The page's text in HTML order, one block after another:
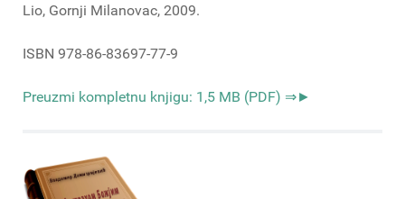
Lio, Gornji Milanovac, 2009.
ISBN 978-86-83697-77-9
Preuzmi kompletnu knjigu: 1,5 MB (PDF) ⇒►